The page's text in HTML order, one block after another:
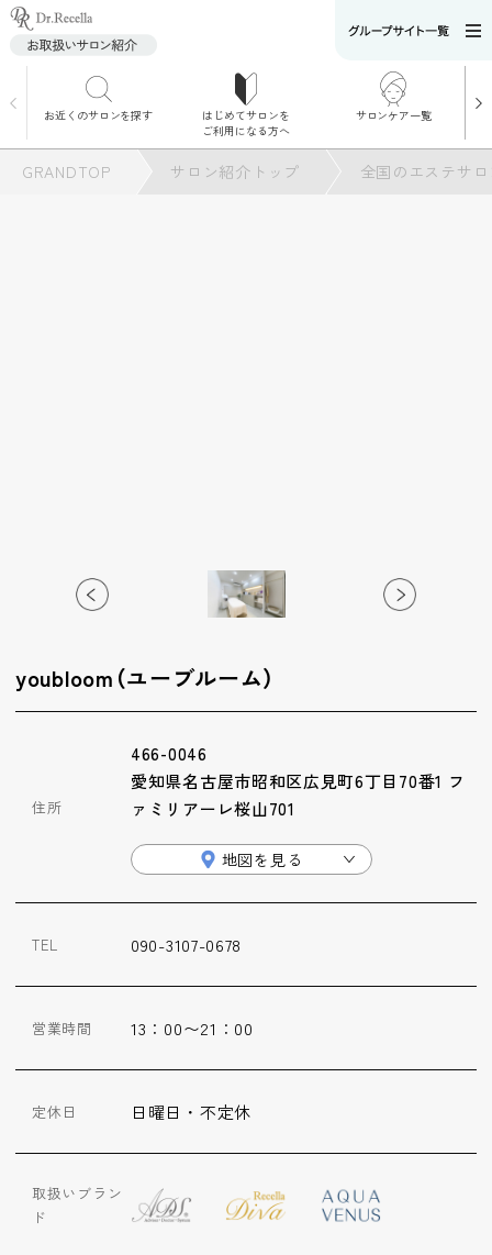
お近くのサロンを探す
はじめてサロンを
ご利用になる方へ
サロンケア一覧
ュー
施術別で探す
お悩み別で探す
ト
ラジオ波
GRANDTOP サロン紹介トップ 全国のエステサ
youbloom（ユーブルーム）
住所
466-0046
愛知県名古屋市昭和区広見町6丁目70番1 フ
ァミリアーレ桜山701
地図を見る
TEL 090-3107-0678
営業時間 13：00〜21：00
定休日 日曜日・不定休
取扱いブラン
ド